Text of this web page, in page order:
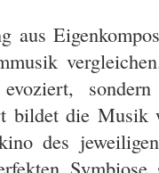
aus
bildet die Musik
des
Symbiose